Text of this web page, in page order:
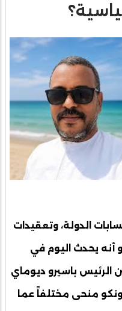
الدولة، وتعقيدات
أنه يحدث اليوم في
الرئيس باسيرو ديوماي
منحى مختلفاً عما